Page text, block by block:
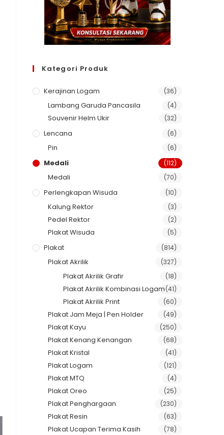
Kategori Produk
Kerajinan Logam (36)
Lambang Garuda Pancasila (4)
Souvenir Helm Ukir (32)
Lencana (6)
Pin (6)
Medali (112)
Medali (70)
Perlengkapan Wisuda (10)
Kalung Rektor (3)
Pedel Rektor (2)
Plakat Wisuda (5)
Plakat (814)
Plakat Akrilik (327)
Plakat Akrilik Grafir (18)
Plakat Akrilik Kombinasi Logam(41)
Plakat Akrilik Print (60)
Plakat Jam Meja | Pen Holder (49)
Plakat Kayu (250)
Plakat Kenang Kenangan (68)
Plakat Kristal (41)
Plakat Logam (121)
Plakat MTQ (4)
Plakat Oreo (25)
Plakat Penghargaan (230)
Plakat Resin (63)
Plakat Ucapan Terima Kasih (78)